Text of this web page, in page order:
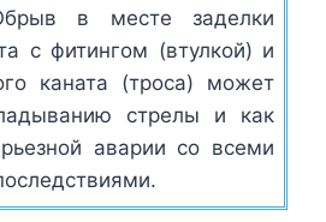
в месте заделки
с фитингом (втулкой) и
каната (троса) может
стрелы и как
аварии со всеми